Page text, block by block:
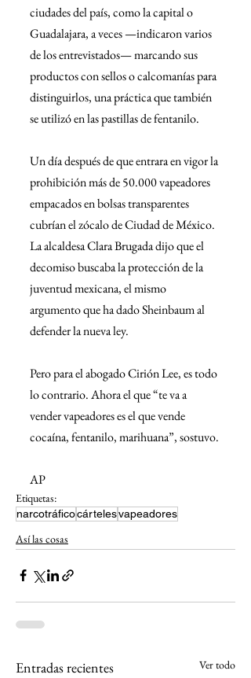
ciudades del país, como la capital o
Guadalajara, a veces —indicaron varios
de los entrevistados— marcando sus
productos con sellos o calcomanías para
distinguirlos, una práctica que también
se utilizó en las pastillas de fentanilo.
Un día después de que entrara en vigor la
prohibición más de 50.000 vapeadores
empacados en bolsas transparentes
cubrían el zócalo de Ciudad de México.
La alcaldesa Clara Brugada dijo que el
decomiso buscaba la protección de la
juventud mexicana, el mismo
argumento que ha dado Sheinbaum al
defender la nueva ley.
Pero para el abogado Cirión Lee, es todo
lo contrario. Ahora el que “te va a
vender vapeadores es el que vende
cocaína, fentanilo, marihuana”, sostuvo.
AP
Etiquetas:
narcotráficocártelesvapeadores
Así las cosas
Entradas recientes Ver todo